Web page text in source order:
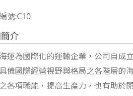
號:C10
介
運為國際化的運輸企業，公司自成
備國際經營視野與格局之各階層的
各項職能，提高生產力，也有助於